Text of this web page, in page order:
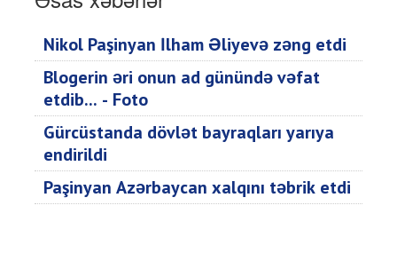
Nikol Paşinyan İlham Əliyevə zəng etdi
Blogerin əri onun ad günündə vəfat
etdib... - Foto
Gürcüstanda dövlət bayraqları yarıya
endirildi
Paşinyan Azərbaycan xalqını təbrik etdi